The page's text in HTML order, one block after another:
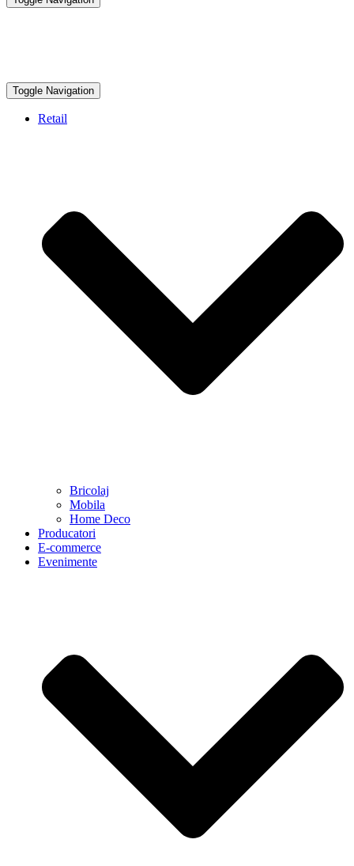
Toggle Navigation
Retail
Bricolaj
Mobila
Home Deco
Producatori
E-commerce
Evenimente